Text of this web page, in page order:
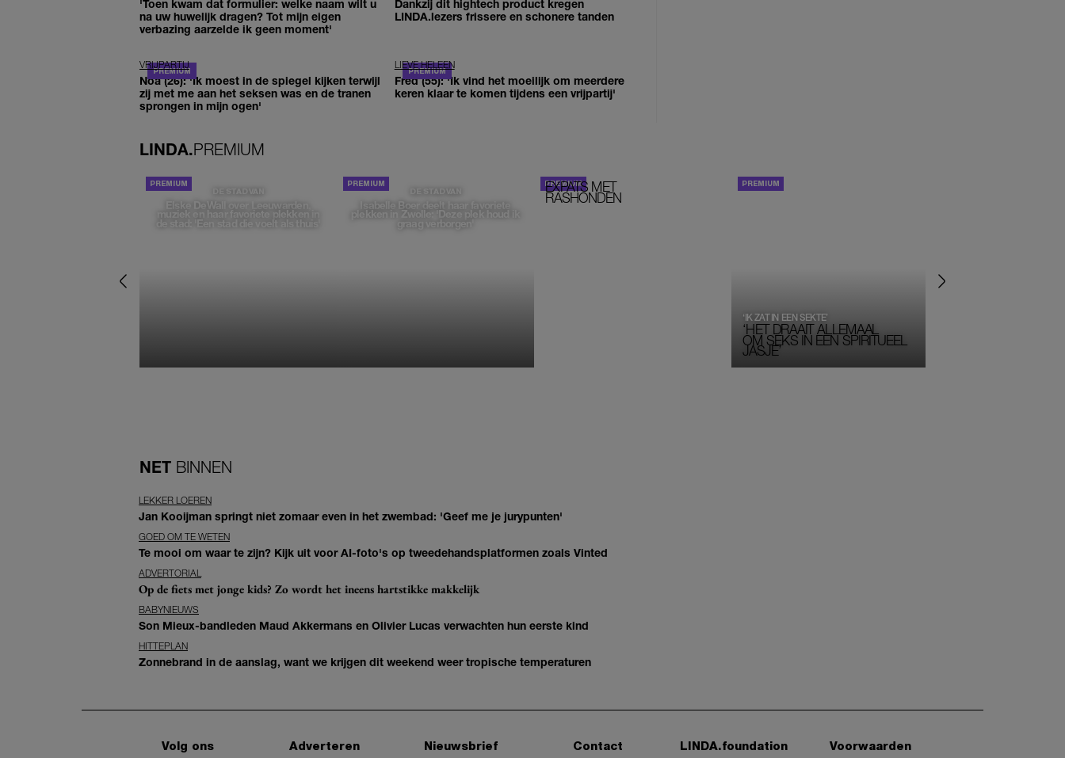
'Toen kwam dat formulier: welke naam wilt u
na uw huwelijk dragen? Tot mijn eigen
verbazing aarzelde ik geen moment'
Dankzij dit hightech product kregen
LINDA.lezers frissere en schonere tanden
VRIJPARTIJ
Noa (26): 'Ik moest in de spiegel kijken terwijl
zij met me aan het seksen was en de tranen
sprongen in mijn ogen'
LIEVE HELEEN
Fred (55): 'Ik vind het moeilijk om meerdere
keren klaar te komen tijdens een vrijpartij'
LINDA.PREMIUM
DE STAD VAN
Elske DeWall over Leeuwarden,
muziek en haar favoriete plekken in
de stad: 'Een stad die voelt als thuis'
DE STAD VAN
Isabelle Boer deelt haar favoriete
plekken in Zwolle: 'Deze plek houd ik
graag verborgen'
EXPATS MET
RASHONDEN
‘HET DRAAIT ALLEMAAL
OM SEKS IN EEN SPIRITUEEL
JASJE’
‘IK ZAT IN EEN SEKTE’
NET BINNEN
LEKKER LOEREN
Jan Kooijman springt niet zomaar even in het zwembad: 'Geef me je jurypunten'
GOED OM TE WETEN
Te mooi om waar te zijn? Kijk uit voor AI-foto's op tweedehandsplatformen zoals Vinted
ADVERTORIAL
Op de fiets met jonge kids? Zo wordt het ineens hartstikke makkelijk
BABYNIEUWS
Son Mieux-bandleden Maud Akkermans en Olivier Lucas verwachten hun eerste kind
HITTEPLAN
Zonnebrand in de aanslag, want we krijgen dit weekend weer tropische temperaturen
Volg ons Adverteren Nieuwsbrief Contact LINDA.foundation Voorwaarden